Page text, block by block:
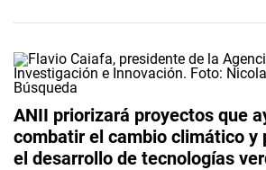
ANII priorizará proyectos que
combatir el cambio climático y
el desarrollo de tecnologías